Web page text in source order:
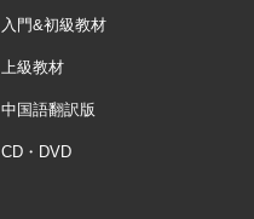
入門&初級教材
上級教材
中国語翻訳版
CD・DVD